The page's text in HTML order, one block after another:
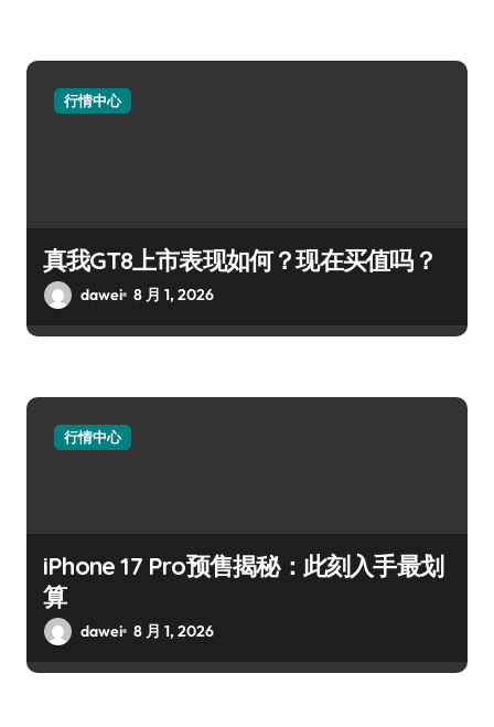
行情中心
真我GT8上市表现如何？现在买值吗？
dawei 8 月 1, 2026
行情中心
iPhone 17 Pro预售揭秘：此刻入手最划
算
dawei 8 月 1, 2026